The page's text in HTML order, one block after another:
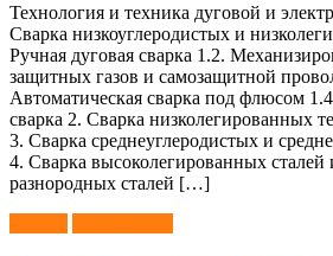
Технология и техника дуговой и
Сварка низкоуглеродистых и
Ручная дуговая сварка 1.2.
защитных газов и самозащитной
Автоматическая сварка под флюсом
сварка 2. Сварка низколегированных
3. Сварка среднеуглеродистых и
4. Сварка высоколегированных сталей
разнородных сталей […]